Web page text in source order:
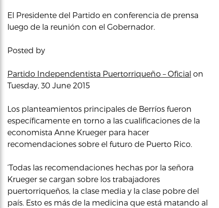
El Presidente del Partido en conferencia de prensa
luego de la reunión con el Gobernador.
Posted by
Partido Independentista Puertorriqueño – Oficial on
Tuesday, 30 June 2015
Los planteamientos principales de Berríos fueron
específicamente en torno a las cualificaciones de la
economista Anne Krueger para hacer
recomendaciones sobre el futuro de Puerto Rico.
‘Todas las recomendaciones hechas por la señora
Krueger se cargan sobre los trabajadores
puertorriqueños, la clase media y la clase pobre del
país. Esto es más de la medicina que está matando al